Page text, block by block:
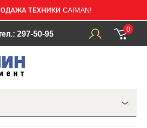
ТЕХНИКИ CAIMAN!
297-50-95
0